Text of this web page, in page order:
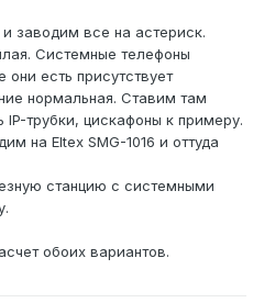
заводим все на астериск.
Системные телефоны
есть присутствует
нормальная. Ставим там
IP-трубки, цискафоны к примеру.
на Eltex SMG-1016 и оттуда
станцию с системными
обоих вариантов.